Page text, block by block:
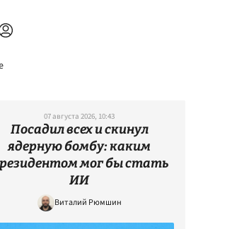
07 августа 2026, 10:43
Посадил всех и скинул
ядерную бомбу: каким
мог бы стать
ИИ
Виталий Рюмшин